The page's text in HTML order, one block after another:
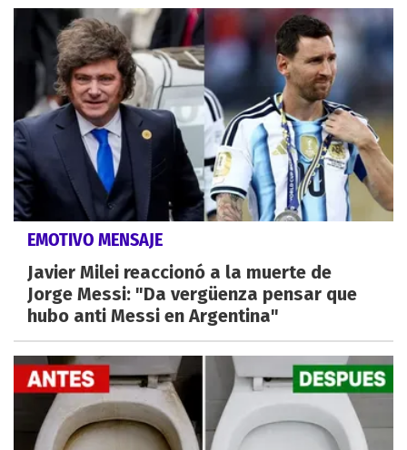
EMOTIVO MENSAJE
Javier Milei reaccionó a la muerte de
Jorge Messi: "Da vergüenza pensar que
hubo anti Messi en Argentina"